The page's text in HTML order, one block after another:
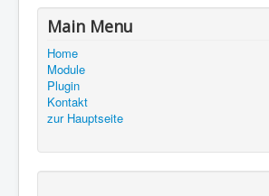
Main Menu
Home
Module
Plugin
Kontakt
zur Hauptseite